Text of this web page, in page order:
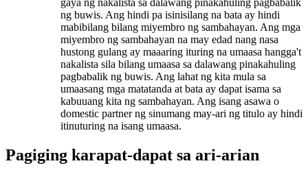
gaya ng nakalista sa dalawang pinakahuling pagbabalik
ng buwis. Ang hindi pa isinisilang na bata ay hindi
mabibilang bilang miyembro ng sambahayan. Ang mga
miyembro ng sambahayan na may edad nang nasa
hustong gulang ay maaaring ituring na umaasa hangga't
nakalista sila bilang umaasa sa dalawang pinakahuling
pagbabalik ng buwis. Ang lahat ng kita mula sa
umaasang mga matatanda at bata ay dapat isama sa
kabuuang kita ng sambahayan. Ang isang asawa o
domestic partner ng sinumang may-ari ng titulo ay hindi
itinuturing na isang umaasa.
Pagiging karapat-dapat sa ari-arian